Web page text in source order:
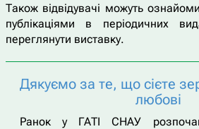
Також відвідувачі можуть
публікаціями в періодичних
переглянути виставку.
Дякуємо за те, що сієте
любові
Ранок у ГАТІ СНАУ